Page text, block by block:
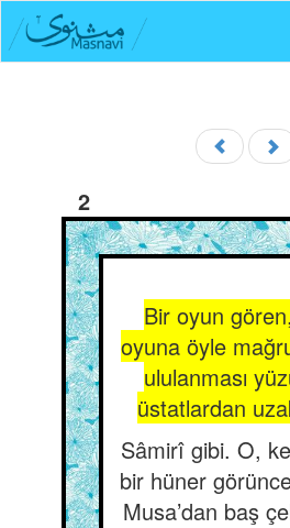
2
Bir oyun
oyuna öyle
ululanması
üstatlardan
Sâmirî gibi. O,
bir hüner
Musa’dan baş